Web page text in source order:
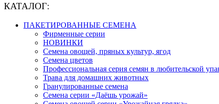
КАТАЛОГ:
ПАКЕТИРОВАННЫЕ СЕМЕНА
Фирменные серии
НОВИНКИ
Семена овощей, пряных культур, ягод
Семена цветов
Профессиональная серия семян в любительской
Трава для домашних животных
Гранулированные семена
Семена серии «Даёшь урожай»